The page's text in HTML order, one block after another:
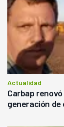
Actualidad
Carbap
generación